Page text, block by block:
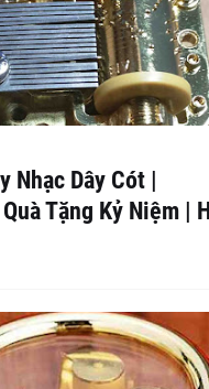
Nhạc Dây Cót |
Tặng Kỷ Niệm |